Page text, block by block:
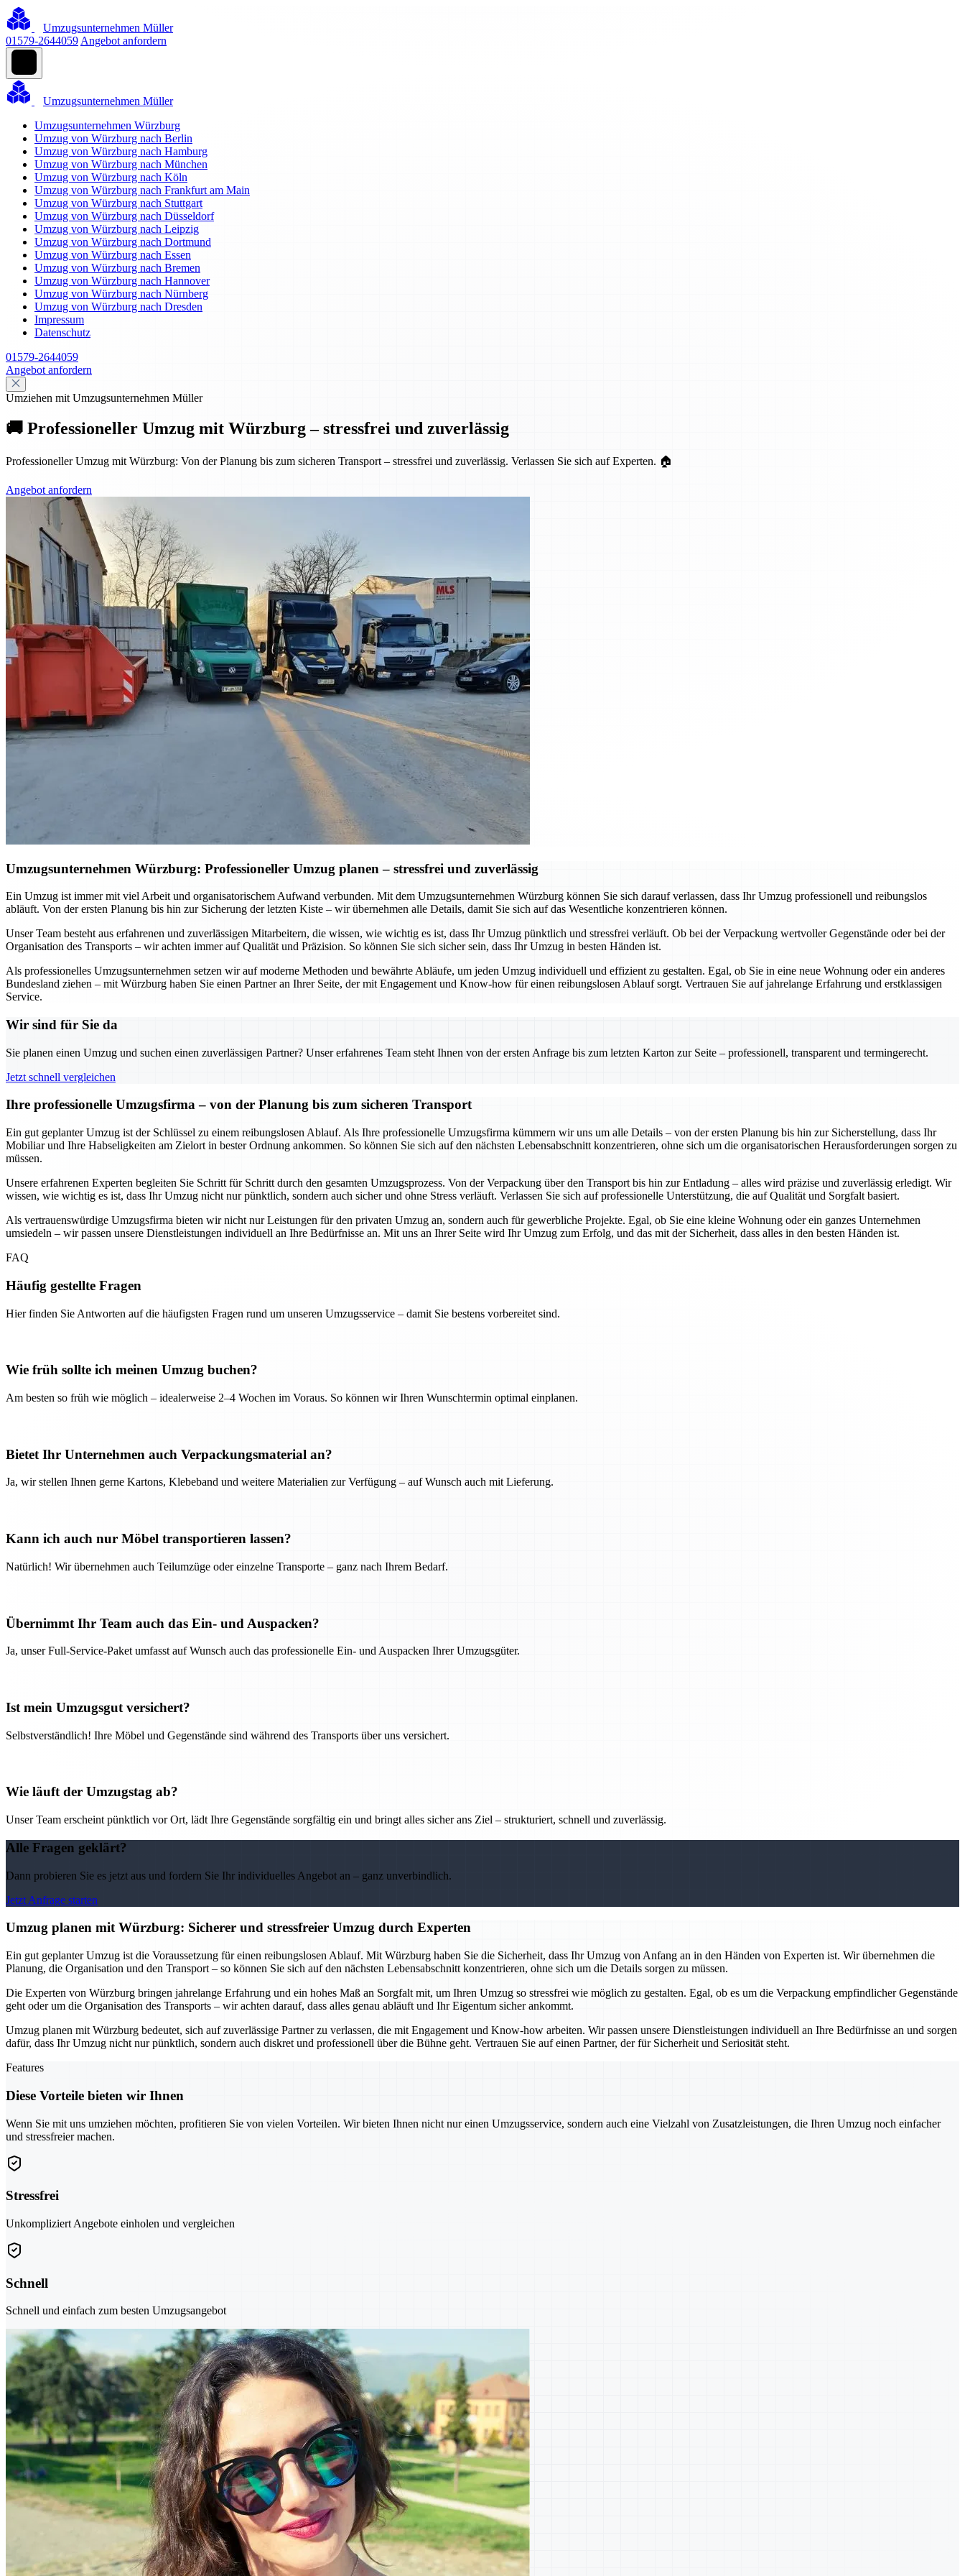
Umzugsunternehmen Müller
01579-2644059 Angebot anfordern
Umzugsunternehmen Müller
Umzugsunternehmen Würzburg
Umzug von Würzburg nach Berlin
Umzug von Würzburg nach Hamburg
Umzug von Würzburg nach München
Umzug von Würzburg nach Köln
Umzug von Würzburg nach Frankfurt am Main
Umzug von Würzburg nach Stuttgart
Umzug von Würzburg nach Düsseldorf
Umzug von Würzburg nach Leipzig
Umzug von Würzburg nach Dortmund
Umzug von Würzburg nach Essen
Umzug von Würzburg nach Bremen
Umzug von Würzburg nach Hannover
Umzug von Würzburg nach Nürnberg
Umzug von Würzburg nach Dresden
Impressum
Datenschutz
01579-2644059
Angebot anfordern
Umziehen mit Umzugsunternehmen Müller
🚚 Professioneller Umzug mit Würzburg – stressfrei und zuverlässig
Professioneller Umzug mit Würzburg: Von der Planung bis zum sicheren Transport – stressfrei und zuverlässig. Verlassen Sie sich auf Experten. 🏠
Angebot anfordern
Umzugsunternehmen Würzburg: Professioneller Umzug planen – stressfrei und zuverlässig
Ein Umzug ist immer mit viel Arbeit und organisatorischem Aufwand verbunden. Mit dem Umzugsunternehmen Würzburg können Sie sich darauf verlassen, dass Ihr Umzug professionell und reibungslos
abläuft. Von der ersten Planung bis hin zur Sicherung der letzten Kiste – wir übernehmen alle Details, damit Sie sich auf das Wesentliche konzentrieren können.
Unser Team besteht aus erfahrenen und zuverlässigen Mitarbeitern, die wissen, wie wichtig es ist, dass Ihr Umzug pünktlich und stressfrei verläuft. Ob bei der Verpackung wertvoller Gegenstände oder bei der
Organisation des Transports – wir achten immer auf Qualität und Präzision. So können Sie sich sicher sein, dass Ihr Umzug in besten Händen ist.
Als professionelles Umzugsunternehmen setzen wir auf moderne Methoden und bewährte Abläufe, um jeden Umzug individuell und effizient zu gestalten. Egal, ob Sie in eine neue Wohnung oder ein anderes
Bundesland ziehen – mit Würzburg haben Sie einen Partner an Ihrer Seite, der mit Engagement und Know-how für einen reibungslosen Ablauf sorgt. Vertrauen Sie auf jahrelange Erfahrung und erstklassigen
Service.
Wir sind für Sie da
Sie planen einen Umzug und suchen einen zuverlässigen Partner? Unser erfahrenes Team steht Ihnen von der ersten Anfrage bis zum letzten Karton zur Seite – professionell, transparent und termingerecht.
Jetzt schnell vergleichen
Ihre professionelle Umzugsfirma – von der Planung bis zum sicheren Transport
Ein gut geplanter Umzug ist der Schlüssel zu einem reibungslosen Ablauf. Als Ihre professionelle Umzugsfirma kümmern wir uns um alle Details – von der ersten Planung bis hin zur Sicherstellung, dass Ihr
Mobiliar und Ihre Habseligkeiten am Zielort in bester Ordnung ankommen. So können Sie sich auf den nächsten Lebensabschnitt konzentrieren, ohne sich um die organisatorischen Herausforderungen sorgen zu
müssen.
Unsere erfahrenen Experten begleiten Sie Schritt für Schritt durch den gesamten Umzugsprozess. Von der Verpackung über den Transport bis hin zur Entladung – alles wird präzise und zuverlässig erledigt. Wir
wissen, wie wichtig es ist, dass Ihr Umzug nicht nur pünktlich, sondern auch sicher und ohne Stress verläuft. Verlassen Sie sich auf professionelle Unterstützung, die auf Qualität und Sorgfalt basiert.
Als vertrauenswürdige Umzugsfirma bieten wir nicht nur Leistungen für den privaten Umzug an, sondern auch für gewerbliche Projekte. Egal, ob Sie eine kleine Wohnung oder ein ganzes Unternehmen
umsiedeln – wir passen unsere Dienstleistungen individuell an Ihre Bedürfnisse an. Mit uns an Ihrer Seite wird Ihr Umzug zum Erfolg, und das mit der Sicherheit, dass alles in den besten Händen ist.
FAQ
Häufig gestellte Fragen
Hier finden Sie Antworten auf die häufigsten Fragen rund um unseren Umzugsservice – damit Sie bestens vorbereitet sind.
Wie früh sollte ich meinen Umzug buchen?
Am besten so früh wie möglich – idealerweise 2–4 Wochen im Voraus. So können wir Ihren Wunschtermin optimal einplanen.
Bietet Ihr Unternehmen auch Verpackungsmaterial an?
Ja, wir stellen Ihnen gerne Kartons, Klebeband und weitere Materialien zur Verfügung – auf Wunsch auch mit Lieferung.
Kann ich auch nur Möbel transportieren lassen?
Natürlich! Wir übernehmen auch Teilumzüge oder einzelne Transporte – ganz nach Ihrem Bedarf.
Übernimmt Ihr Team auch das Ein- und Auspacken?
Ja, unser Full-Service-Paket umfasst auf Wunsch auch das professionelle Ein- und Auspacken Ihrer Umzugsgüter.
Ist mein Umzugsgut versichert?
Selbstverständlich! Ihre Möbel und Gegenstände sind während des Transports über uns versichert.
Wie läuft der Umzugstag ab?
Unser Team erscheint pünktlich vor Ort, lädt Ihre Gegenstände sorgfältig ein und bringt alles sicher ans Ziel – strukturiert, schnell und zuverlässig.
Alle Fragen geklärt?
Dann probieren Sie es jetzt aus und fordern Sie Ihr individuelles Angebot an – ganz unverbindlich.
Jetzt Anfrage starten
Umzug planen mit Würzburg: Sicherer und stressfreier Umzug durch Experten
Ein gut geplanter Umzug ist die Voraussetzung für einen reibungslosen Ablauf. Mit Würzburg haben Sie die Sicherheit, dass Ihr Umzug von Anfang an in den Händen von Experten ist. Wir übernehmen die
Planung, die Organisation und den Transport – so können Sie sich auf den nächsten Lebensabschnitt konzentrieren, ohne sich um die Details sorgen zu müssen.
Die Experten von Würzburg bringen jahrelange Erfahrung und ein hohes Maß an Sorgfalt mit, um Ihren Umzug so stressfrei wie möglich zu gestalten. Egal, ob es um die Verpackung empfindlicher Gegenstände
geht oder um die Organisation des Transports – wir achten darauf, dass alles genau abläuft und Ihr Eigentum sicher ankommt.
Umzug planen mit Würzburg bedeutet, sich auf zuverlässige Partner zu verlassen, die mit Engagement und Know-how arbeiten. Wir passen unsere Dienstleistungen individuell an Ihre Bedürfnisse an und sorgen
dafür, dass Ihr Umzug nicht nur pünktlich, sondern auch diskret und professionell über die Bühne geht. Vertrauen Sie auf einen Partner, der für Sicherheit und Seriosität steht.
Features
Diese Vorteile bieten wir Ihnen
Wenn Sie mit uns umziehen möchten, profitieren Sie von vielen Vorteilen. Wir bieten Ihnen nicht nur einen Umzugsservice, sondern auch eine Vielzahl von Zusatzleistungen, die Ihren Umzug noch einfacher
und stressfreier machen.
Stressfrei
Unkompliziert Angebote einholen und vergleichen
Schnell
Schnell und einfach zum besten Umzugsangebot